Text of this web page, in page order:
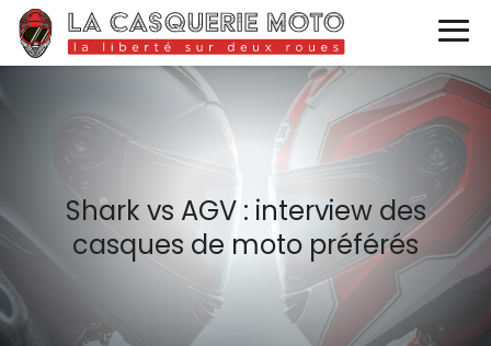
Shark vs AGV : interview des
casques de moto préférés